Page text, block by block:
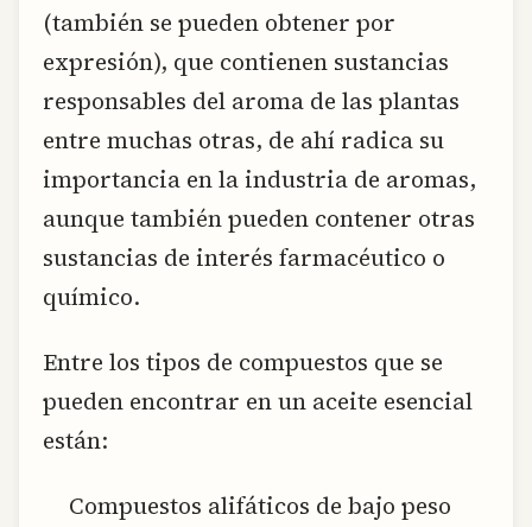
(también se pueden obtener por
expresión), que contienen sustancias
responsables del aroma de las plantas
entre muchas otras, de ahí radica su
importancia en la industria de aromas,
aunque también pueden contener otras
sustancias de interés farmacéutico o
químico.
Entre los tipos de compuestos que se
pueden encontrar en un aceite esencial
están:
Compuestos alifáticos de bajo peso